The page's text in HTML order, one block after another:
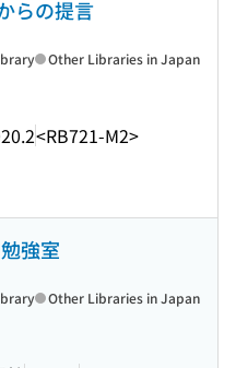
らの提言
<RB721-M2>
Other Libraries in Japan
強室
Other Libraries in Japan